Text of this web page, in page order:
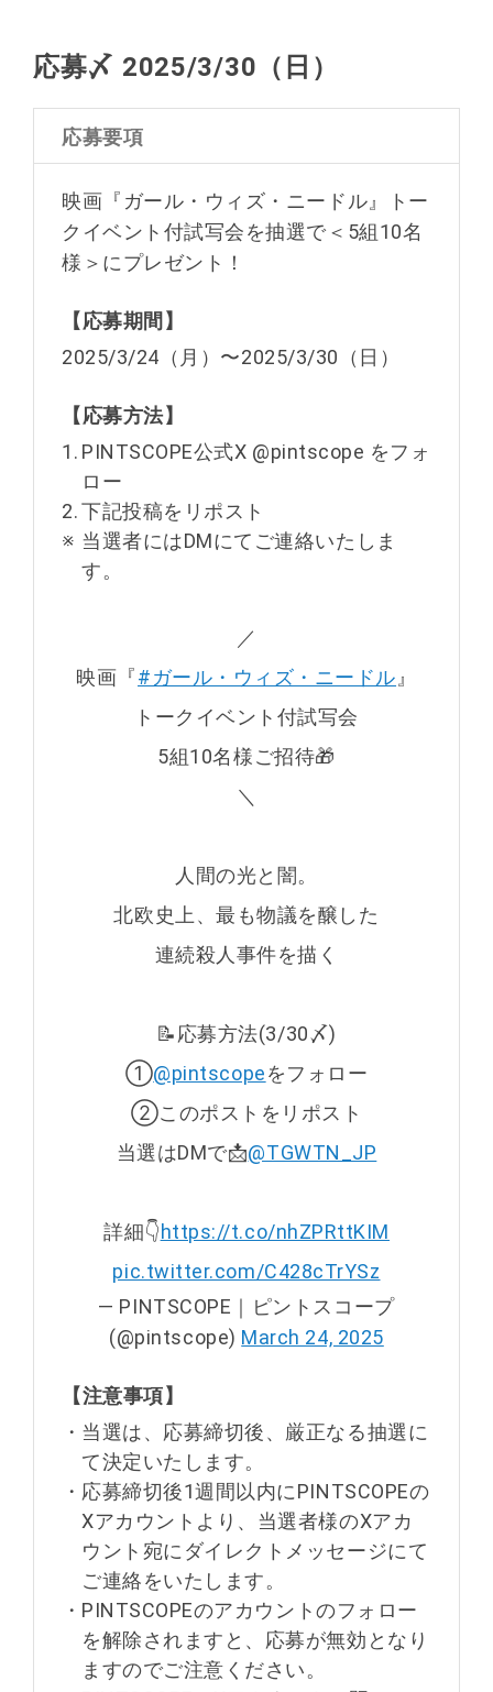
応募〆 2025/3/30（日）
応募要項
映画『ガール・ウィズ・ニードル』トー
クイベント付試写会を抽選で＜5組10名
様＞にプレゼント！
【応募期間】
2025/3/24（月）〜2025/3/30（日）
【応募方法】
1. PINTSCOPE公式X @pintscope をフォ
ロー
2.下記投稿をリポスト
※ 当選者にはDMにてご連絡いたしま
す。
／
映画『#ガール・ウィズ・ニードル 』
トークイベント付試写会
5組10名様ご招待🎁
＼
人間の光と闇。
北欧史上、最も物議を醸した
連続殺人事件を描く
📝応募方法(3/30〆)
①@pintscopeをフォロー
②このポストをリポスト
当選はDMで📩@TGWTN_JP
詳細👇https://t.co/nhZPRttKIM
pic.twitter.com/C428cTrYSz
— PINTSCOPE｜ピントスコープ
(@pintscope) March 24, 2025
【注意事項】
・ 当選は、応募締切後、厳正なる抽選に
て決定いたします。
・ 応募締切後1週間以内にPINTSCOPEの
Xアカウントより、当選者様のXアカ
ウント宛にダイレクトメッセージにて
ご連絡をいたします。
・ PINTSCOPEのアカウントのフォロー
を解除されますと、応募が無効となり
ますのでご注意ください。